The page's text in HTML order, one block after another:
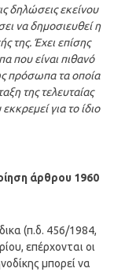
δηλώσεις εκείνου
να δημοσιευθεί η
της. Έχει επίσης
που είναι πιθανό
πρόσωπα τα οποία
της τελευταίας
για το ίδιο
άρθρου 1960
(π.δ. 456/1984,
επέρχονται οι
μπορεί να